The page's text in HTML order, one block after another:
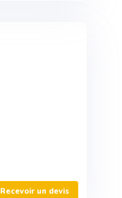
Recevoir un devis